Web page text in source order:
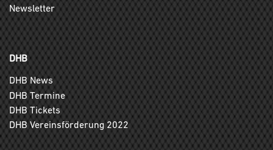
Newsletter
DHB
DHB News
DHB Termine
DHB Tickets
DHB Vereinsförderung 2022